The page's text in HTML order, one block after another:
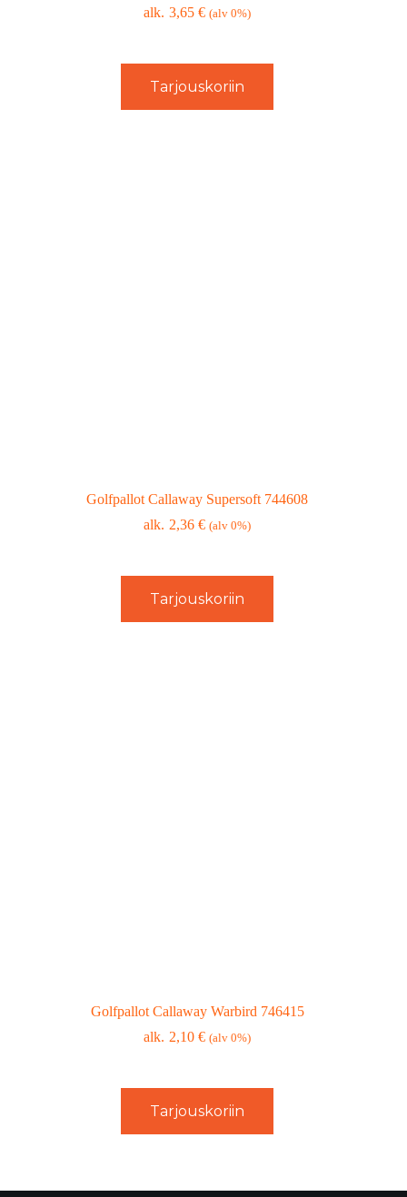
3,65€ (alv 0%)
Tarjouskoriin
Golfpallot Callaway Supersoft 744608
2,36€ (alv 0%)
Tarjouskoriin
Golfpallot Callaway Warbird 746415
2,10€ (alv 0%)
Tarjouskoriin